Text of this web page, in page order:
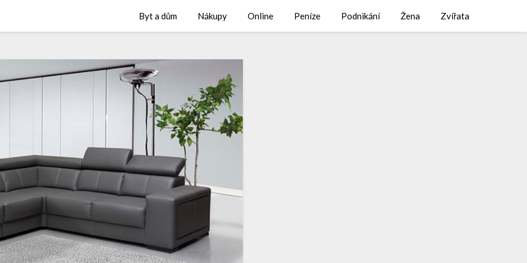
Byt a dům Nákupy Online Peníze Podnikání Žena Zvířata